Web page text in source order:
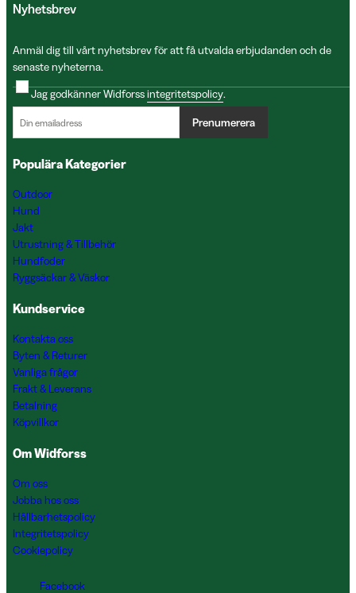
Nyhetsbrev
Anmäl dig till vårt nyhetsbrev för att få utvalda erbjudanden och de
senaste nyheterna.
Jag godkänner Widforssintegritetspolicy.
Prenumerera
Populära Kategorier
Outdoor
Hund
Jakt
Utrustning & Tillbehör
Hundfoder
Ryggsäckar & Väskor
Kundservice
Kontakta oss
Byten & Returer
Vanliga frågor
Frakt & Leverans
Betalning
Köpvillkor
Om Widforss
Om oss
Jobba hos oss
Hållbarhetspolicy
Integritetspolicy
Cookiepolicy
Facebook